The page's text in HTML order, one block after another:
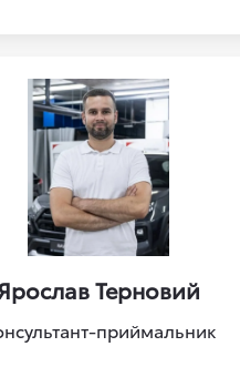
Терновий
приймальник